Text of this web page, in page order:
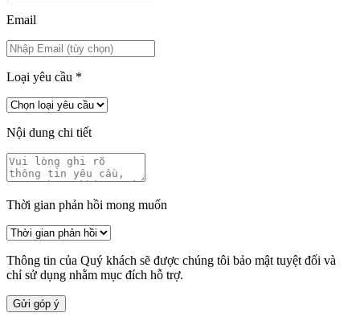
Email
Loại yêu cầu *
Nội dung chi tiết
Thời gian phản hồi mong muốn
Thông tin của Quý khách sẽ được chúng tôi bảo mật tuyệt đối và
chỉ sử dụng nhằm mục đích hỗ trợ.
Gửi góp ý